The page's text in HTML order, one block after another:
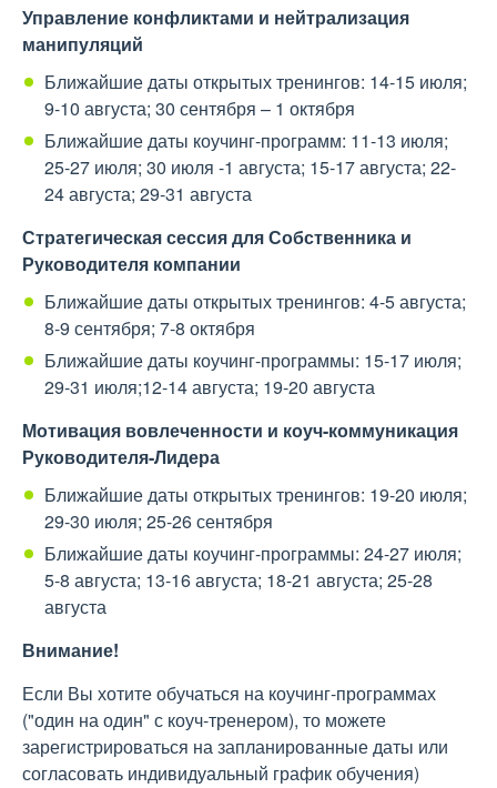
Управление конфликтами и нейтрализация
манипуляций
Ближайшие даты открытых тренингов: 14-15 июля;
9-10 августа; 30 сентября – 1 октября
Ближайшие даты коучинг-программ: 11-13 июля;
25-27 июля; 30 июля -1 августа; 15-17 августа; 22-
24 августа; 29-31 августа
Стратегическая сессия для Собственника и
Руководителя компании
Ближайшие даты открытых тренингов: 4-5 августа;
8-9 сентября; 7-8 октября
Ближайшие даты коучинг-программы: 15-17 июля;
29-31 июля;12-14 августа; 19-20 августа
Мотивация вовлеченности и коуч-коммуникация
Руководителя-Лидера
Ближайшие даты открытых тренингов: 19-20 июля;
29-30 июля; 25-26 сентября
Ближайшие даты коучинг-программы: 24-27 июля;
5-8 августа; 13-16 августа; 18-21 августа; 25-28
августа
Внимание!
Если Вы хотите обучаться на коучинг-программах
("один на один" с коуч-тренером), то можете
зарегистрироваться на запланированные даты или
согласовать индивидуальный график обучения)